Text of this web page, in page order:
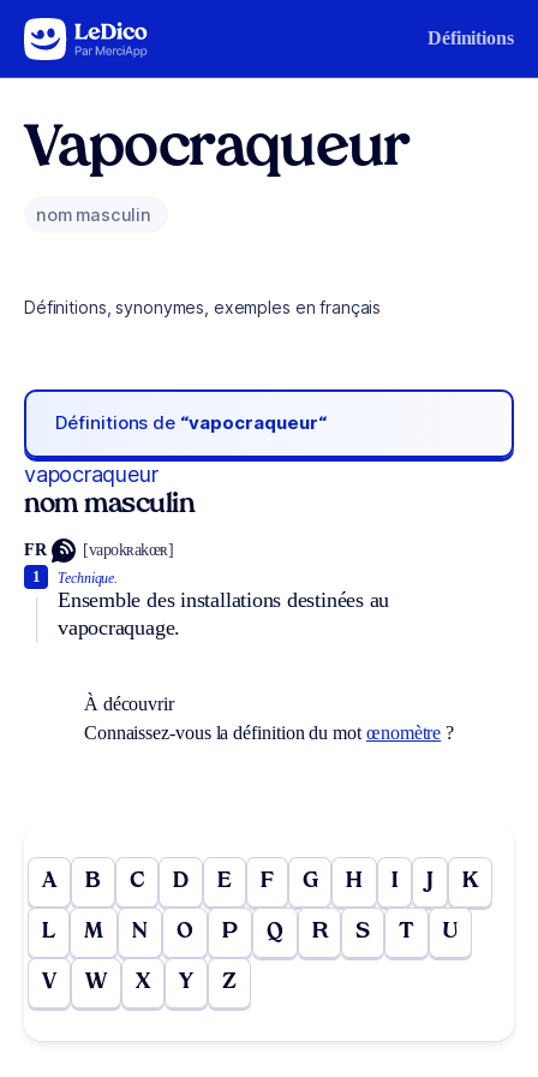
Aller au contenu Définitions
Vapocraqueur
nom masculin
Définitions, synonymes, exemples en français
Définitions de “vapocraqueur“
vapocraqueur
nom masculin
FR [vapokʀakœʀ]
Technique.
Ensemble des installations destinées au
vapocraquage.
1
À découvrir
Connaissez-vous la définition du mot œnomètre ?
A B C D E F G H I J K
L M N O P Q R S T U
V W X Y Z